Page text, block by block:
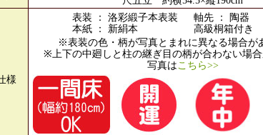
様
表装 ： 洛彩緞子本表装
本紙 ： 新絹本
軸先 ： 陶器
高級桐箱付き
※表装の色・柄が写真とまれに異なる場合が
※上下の中廻しと柱の継ぎ目の柄が合わない場合
写真はこちら>>